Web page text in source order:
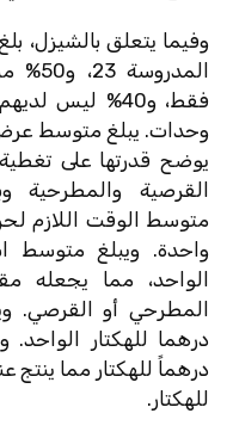
وفيما يتعلق بالشيزل،
يوضح قدرتها على
القرصية والمطرحية
متوسط ​​الوقت اللازم
الواحد، مما يجعله
للهكتار.